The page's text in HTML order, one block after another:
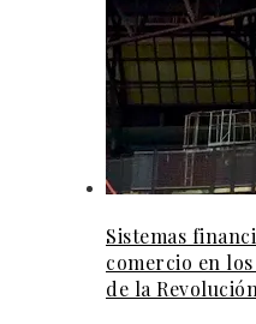
Sistemas
comercio en
de la